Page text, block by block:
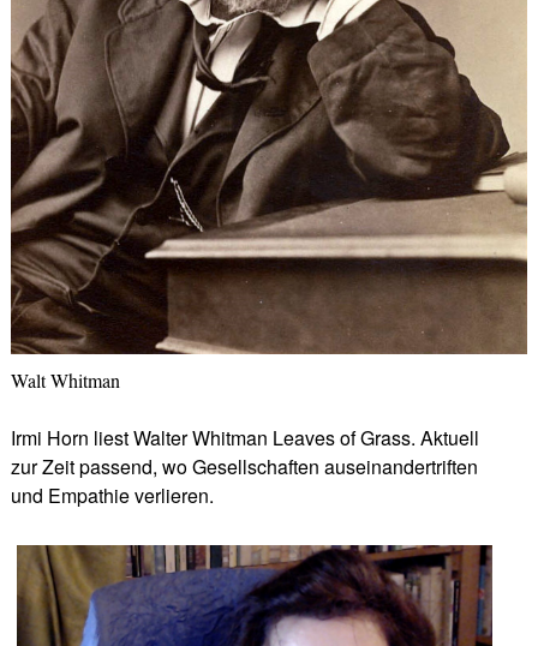
Walt Whitman
Irmi Horn liest Walter Whitman Leaves of Grass. Aktuell
zur Zeit passend, wo Gesellschaften auseinandertriften
und Empathie verlieren.